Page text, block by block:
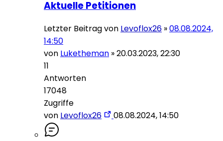
Aktuelle Petitionen
Letzter Beitrag von Levoflox26 »08.08.2024,
14:50
von Luketheman »20.03.2023, 22:30
11
Antworten
17048
Zugriffe
von Levoflox26 08.08.2024, 14:50